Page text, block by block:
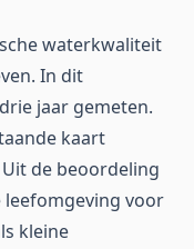
waterkwaliteit
In dit
jaar gemeten.
kaart
Uit de beoordeling
voor
kleine